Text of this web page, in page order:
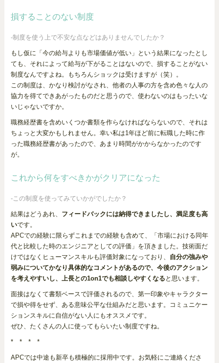
損することのない制度
-制度を使う上で不安な点などはありませんでしたか？
もし仮に「今の給与よりも市場価値が低い」という結果になったとし
ても、それによって給与が下がることはないので、損することがない
制度なんですよね。もちろんショックは受けますが（笑）。
この制度は、かなり検討がなされ、他者の人事の方を含め色々な人の
協力を得てできあがったものだと思うので、使わないのはもったいな
いじゃないですか。
職務経歴書を含めいくつか書類を作らなければならないので、それは
ちょっと大変かもしれません。幸い私は1年ほど前に転職した時に作
った職務経歴書があったので、あまり時間がかからなかったのです
が。
これから何をすべきかがクリアになった
-この制度を使ってみていかがでしたか？
結果はどうあれ、 フィードバックには納得できましたし、満足度も高
いです。
APCでの経験に限らずこれまでの経験も含めて、「市場における同年
代と比較した時のエンジニアとしての評価」を頂きました。技術面だ
けではなくヒューマンスキルも評価対象になっており、 自分の強みや
弱みについてかなり具体的なコメントがあるので、今後のアクション
を考えやすいし、上長との1on1でも相談しやすくなる と思います。
面接はなくて書類ベースで評価されるので、第一印象やキャラクター
で損や得をせず、ある意味公平な仕組みだと思います。コミュニケー
ションスキルに自信がない人にもオススメです。
ぜひ、たくさんの人に使ってもらいたい制度ですね。
* * * *
APCでは中途も新卒も積極的に採用中です。お気軽にご連絡くださ